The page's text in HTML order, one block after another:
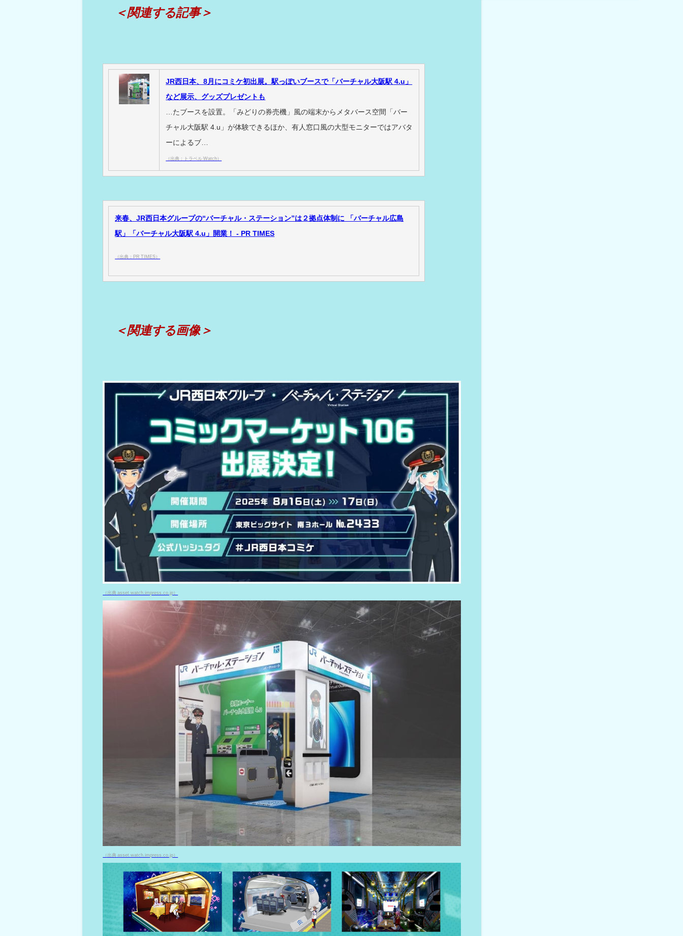
＜関連する記事＞
JR西日本、8月にコミケ初出展。駅っぽいブースで「バーチャル大阪駅 4.u」
など展示、グッズプレゼントも
…たブースを設置。「みどりの券売機」風の端末からメタバース空間「バー
チャル大阪駅 4.u」が体験できるほか、有人窓口風の大型モニターではアバタ
ーによるブ…
（出典：トラベル Watch）
来春、JR西日本グループの“バーチャル・ステーション”は２拠点体制に 「バーチャル広島
駅」「バーチャル大阪駅 4.u」開業！ - PR TIMES
（出典：PR TIMES）
＜関連する画像＞
（出典 asset.watch.impress.co.jp）
（出典 asset.watch.impress.co.jp）